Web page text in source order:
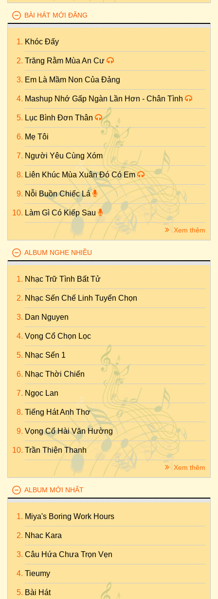
BÀI HÁT MỚI ĐĂNG
Khóc Đấy
Trăng Rằm Mùa An Cư
Em Là Mầm Non Của Đảng
Mashup Nhớ Gấp Ngàn Lần Hơn - Chân Tình
Lục Bình Đơn Thân
Mẹ Tôi
Người Yêu Cùng Xóm
Liên Khúc Mùa Xuân Đó Có Em
Nỗi Buồn Chiếc Lá
Làm Gì Có Kiếp Sau
Xem thêm
ALBUM NGHE NHIỀU
Nhạc Trữ Tình Bất Tử
Nhạc Sến Chế Linh Tuyển Chọn
Dan Nguyen
Vọng Cổ Chọn Lọc
Nhạc Sến 1
Nhạc Thời Chiến
Ngọc Lan
Tiếng Hát Anh Thơ
Vọng Cổ Hài Văn Hường
Trần Thiện Thanh
Xem thêm
ALBUM MỚI NHẤT
Miya's Boring Work Hours
Nhac Kara
Câu Hứa Chưa Trọn Vẹn
Tieumy
Bài Hát